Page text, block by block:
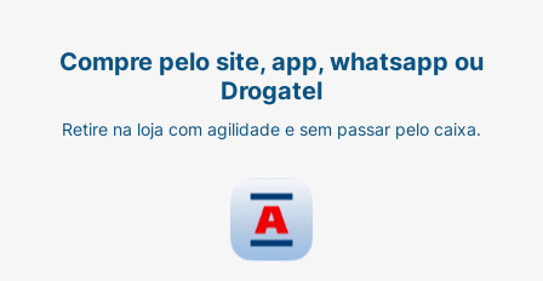
Compre pelo site, app, whatsapp ou
Drogatel
Retire na loja com agilidade e sem passar pelo caixa.